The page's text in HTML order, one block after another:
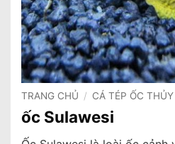
TRANG CHỦ / CÁ TÉP ỐC
ốc Sulawesi